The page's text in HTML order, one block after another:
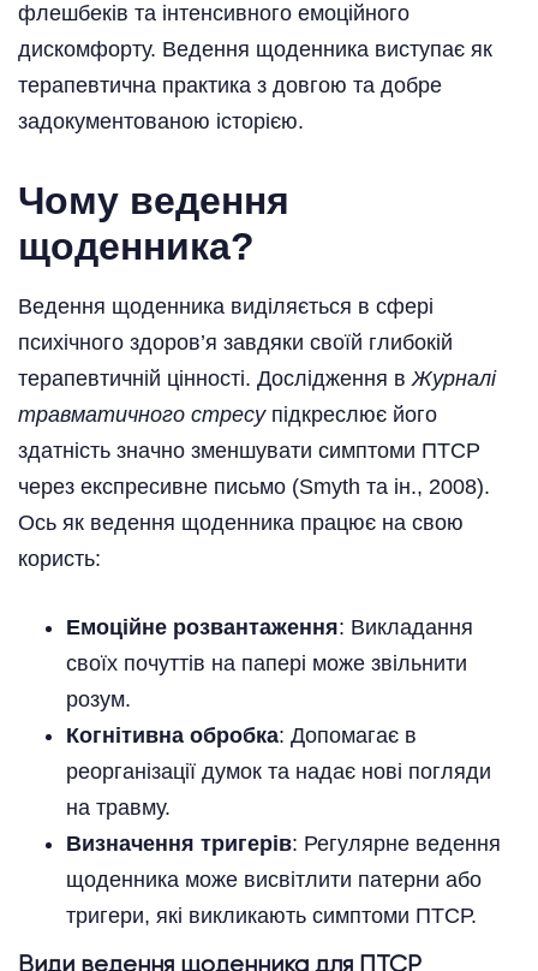
флешбеків та інтенсивного емоційного
дискомфорту. Ведення щоденника виступає як
терапевтична практика з довгою та добре
задокументованою історією.
Чому ведення
щоденника?
Ведення щоденника виділяється в сфері
психічного здоров’я завдяки своїй глибокій
терапевтичній цінності. Дослідження вЖурналі
травматичного стресупідкреслює його
здатність значно зменшувати симптоми ПТСР
через експресивне письмо (Smyth та ін., 2008).
Ось як ведення щоденника працює на свою
користь:
Емоційне розвантаження: Викладання
своїх почуттів на папері може звільнити
розум.
Когнітивна обробка: Допомагає в
реорганізації думок та надає нові погляди
на травму.
Визначення тригерів: Регулярне ведення
щоденника може висвітлити патерни або
тригери, які викликають симптоми ПТСР.
Види ведення щоденника для ПТСР